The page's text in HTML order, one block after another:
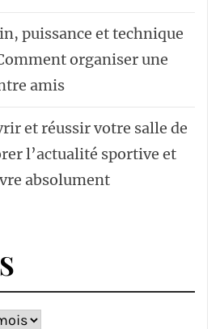
puissance et technique
organiser une
amis
et réussir votre salle de
l’actualité sportive et
absolument